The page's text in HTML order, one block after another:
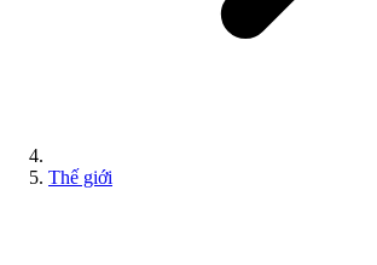
Thế giới